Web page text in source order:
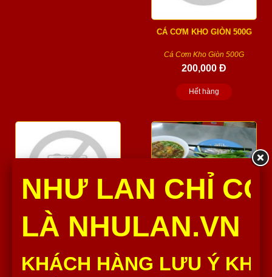
CÁ CƠM KHO GIÒN 500G
Cá Cơm Kho Giòn 500G
200,000 Đ
Hết hàng
CÁ CƠM KHO GIÒN 1KG
Cá Cơm Kho Giòn 1kg
400,000 Đ
KHĂN ƯỚT
Khăn Ướt
3,000 Đ
NHƯ LAN CHỈ
LÀ NHULAN.VN
KHÁCH HÀNG LƯU Ý